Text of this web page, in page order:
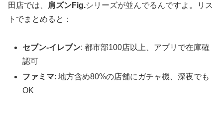
田店では、
肩ズンFig.シリーズが並んでるんですよ。リス
トでまとめると：
セブン-イレブン: 都市部100店以上、アプリで在庫確
認可
ファミマ: 地方含め80%の店舗にガチャ機、深夜でも
OK